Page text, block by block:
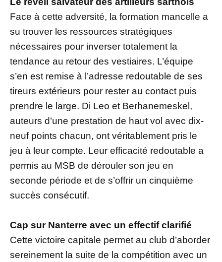
Face à cette adversité, la formation mancelle a
su trouver les ressources stratégiques
nécessaires pour inverser totalement la
tendance au retour des vestiaires. L’équipe
s’en est remise à l’adresse redoutable de ses
tireurs extérieurs pour rester au contact puis
prendre le large. Di Leo et Berhanemeskel,
auteurs d’une prestation de haut vol avec dix-
neuf points chacun, ont véritablement pris le
jeu à leur compte. Leur efficacité redoutable a
permis au MSB de dérouler son jeu en
seconde période et de s’offrir un cinquième
succès consécutif.
Cap sur Nanterre avec un effectif clarifié
Cette victoire capitale permet au club d’aborder
sereinement la suite de la compétition avec un